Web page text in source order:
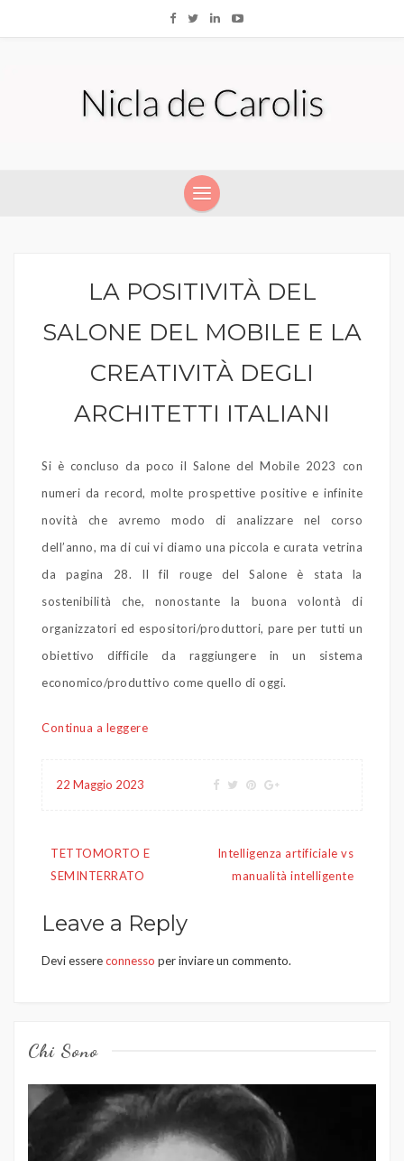
LA POSITIVITÀ DEL
SALONE DEL MOBILE E LA
CREATIVITÀ DEGLI
ARCHITETTI ITALIANI
Si è concluso da poco il Salone del Mobile 2023 con
numeri da record, molte prospettive positive e infinite
novità che avremo modo di analizzare nel corso
dell’anno, ma di cui vi diamo una piccola e curata vetrina
da pagina 28. Il fil rouge del Salone è stata la
sostenibilità che, nonostante la buona volontà di
organizzatori ed espositori/produttori, pare per tutti un
obiettivo difficile da raggiungere in un sistema
economico/produttivo come quello di oggi.
Continua a leggere
22 Maggio 2023
Navigazione
articoli
TETTOMORTO E
SEMINTERRATO
Intelligenza artificiale vs
manualità intelligente
Leave a Reply
Devi essereconnesso per inviare un commento.
Chi Sono